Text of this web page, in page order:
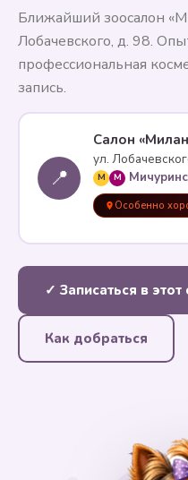
Ближайший зоосалон
Лобачевского, д. 98.
профессиональная
запись.
📍
Салон
ул.
M M
Особенно
✓ Записаться в этот
Как добраться
✦